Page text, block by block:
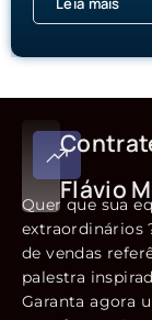
Flávio
Quer que sua
extraordinários
de vendas
palestra
Garanta agora